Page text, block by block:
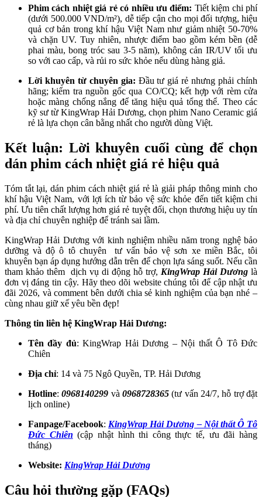
Phim cách nhiệt giá rẻ có nhiều ưu điểm: Tiết kiệm chi phí
(dưới 500.000 VND/m²), dễ tiếp cận cho mọi đối tượng, hiệu
quả cơ bản trong khí hậu Việt Nam như giảm nhiệt 50-70%
và chặn UV. Tuy nhiên, nhược điểm bao gồm kém bền (dễ
phai màu, bong tróc sau 3-5 năm), không cản IR/UV tối ưu
so với cao cấp, và rủi ro sức khỏe nếu dùng hàng giả.
Lời khuyên từ chuyên gia: Đầu tư giá rẻ nhưng phải chính
hãng; kiểm tra nguồn gốc qua CO/CQ; kết hợp với rèm cửa
hoặc màng chống nắng để tăng hiệu quả tổng thể. Theo các
kỹ sư từ KingWrap Hải Dương, chọn phim Nano Ceramic giá
rẻ là lựa chọn cân bằng nhất cho người dùng Việt.
Kết luận: Lời khuyên cuối cùng để chọn
dán phim cách nhiệt giá rẻ hiệu quả
Tóm tắt lại, dán phim cách nhiệt giá rẻ là giải pháp thông minh cho
khí hậu Việt Nam, với lợi ích từ bảo vệ sức khỏe đến tiết kiệm chi
phí. Ưu tiên chất lượng hơn giá rẻ tuyệt đối, chọn thương hiệu uy tín
và địa chỉ chuyên nghiệp để tránh sai lầm.
KingWrap Hải Dương với kinh nghiệm nhiều năm trong nghệ bảo
dưỡng và độ ô tô chuyên tư vấn bảo vệ sơn xe miền Bắc, tôi
khuyên bạn áp dụng hướng dẫn trên để chọn lựa sáng suốt. Nếu cần
tham khảo thêm dịch vụ di động hỗ trợ, KingWrap Hải Dương là
đơn vị đáng tin cậy. Hãy theo dõi website chúng tôi để cập nhật ưu
đãi 2026, và comment bên dưới chia sẻ kinh nghiệm của bạn nhé –
cùng nhau giữ xế yêu bền đẹp!
Thông tin liên hệ KingWrap Hải Dương:
Tên đầy đủ: KingWrap Hải Dương – Nội thất Ô Tô Đức
Chiên
Địa chỉ: 14 và 75 Ngô Quyền, TP. Hải Dương
Hotline:0968140299 và0968728365 (tư vấn 24/7, hỗ trợ đặt
lịch online)
Fanpage/Facebook: KingWrap Hải Dương – Nội thất Ô Tô
Đức Chiên (cập nhật hình thi công thực tế, ưu đãi hàng
tháng)
Website: KingWrap Hải Dương
Câu hỏi thường gặp (FAQs)